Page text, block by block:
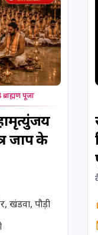
पूजा
जाप के
खंडवा, पौड़ी